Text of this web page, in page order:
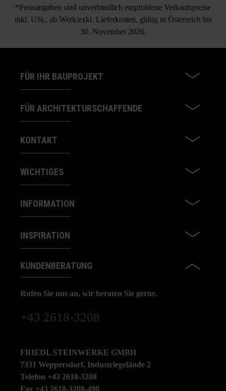
*Preisangaben sind unverbindlich empfohlene Verkaufspreise
inkl. USt., ab Werk/exkl. Lieferkosten, gültig in Österreich bis
30. November 2026.
FÜR IHR BAUPROJEKT
FÜR ARCHITEKTURSCHAFFENDE
KONTAKT
WICHTIGES
INFORMATION
INSPIRATION
KUNDENBERATUNG
Rufen Sie uns an, wir beraten Sie gerne.
+43 2618-3208
FRIEDL STEINWERKE GMBH
7331 Weppersdorf, Industriegelände 2
Telefon +43 2618-3208
Fax +43 2618-3208-490